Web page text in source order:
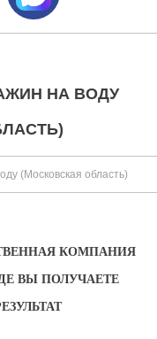
НА ВОДУ
(Московская область)
КОМПАНИЯ
ВЫ ПОЛУЧАЕТЕ